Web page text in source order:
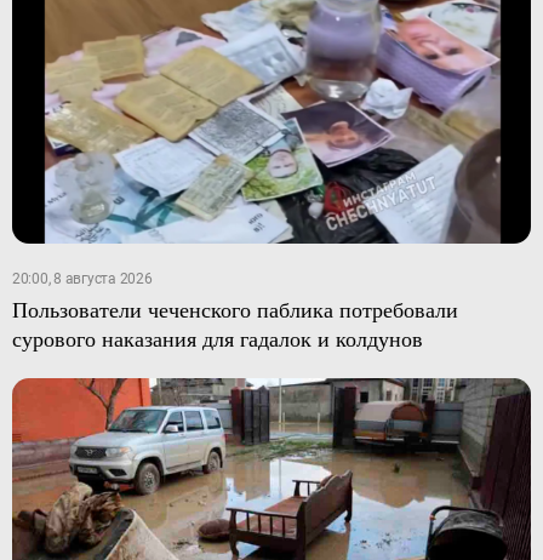
20:00, 8 августа 2026
Пользователи чеченского паблика потребовали
сурового наказания для гадалок и колдунов